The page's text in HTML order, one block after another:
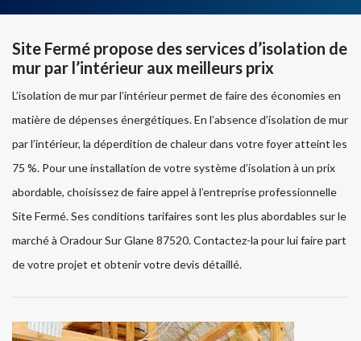
Site Fermé propose des services d’isolation de
mur par l’intérieur aux meilleurs prix
L’isolation de mur par l’intérieur permet de faire des économies en
matière de dépenses énergétiques. En l’absence d’isolation de mur
par l’intérieur, la déperdition de chaleur dans votre foyer atteint les
75 %. Pour une installation de votre système d’isolation à un prix
abordable, choisissez de faire appel à l’entreprise professionnelle
Site Fermé. Ses conditions tarifaires sont les plus abordables sur le
marché à Oradour Sur Glane 87520. Contactez-la pour lui faire part
de votre projet et obtenir votre devis détaillé.